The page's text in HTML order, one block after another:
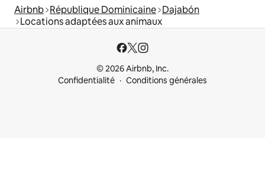
Airbnb République Dominicaine Dajabón
Locations adaptées aux animaux
© 2026 Airbnb, Inc.
Confidentialité
Conditions générales